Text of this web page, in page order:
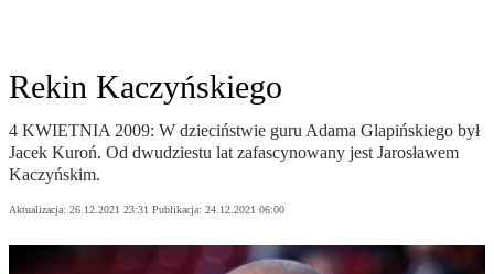
Rekin Kaczyńskiego
4 KWIETNIA 2009: W dzieciństwie guru Adama Glapińskiego był
Jacek Kuroń. Od dwudziestu lat zafascynowany jest Jarosławem
Kaczyńskim.
Aktualizacja: 26.12.2021 23:31 Publikacja: 24.12.2021 06:00